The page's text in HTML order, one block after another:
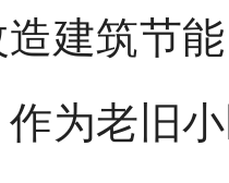
造建筑节
为老旧